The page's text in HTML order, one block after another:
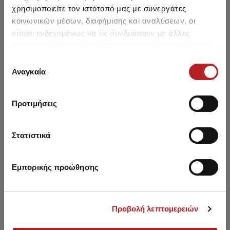
χρησιμοποιείτε τον ιστότοπό μας με συνεργάτες
κοινωνικών μέσων, διαφήμισης και αναλύσεων, οι
οποίοι ενδεχομένως να τις συνδυάσουν με άλλες
των υπηρεσιών τους.
συγκατάθεσης
Αναγκαία
Προτιμήσεις
Στατιστικά
Εμπορικής προώθησης
Προβολή λεπτομερειών
HOT OFFER